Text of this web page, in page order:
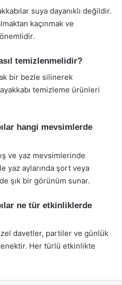
suya dayanıklı değildir.
kaçınmak ve
temizlenmelidir?
bir bezle silinerek
temizleme ürünleri
hangi mevsimlerde
ve yaz mevsimlerinde
yaz aylarında şort veya
şık bir görünüm sunar.
ne tür etkinliklerde
davetler, partiler ve günlük
Her türlü etkinlikte